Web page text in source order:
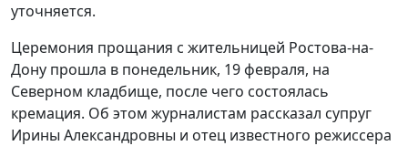
уточняется.
Церемония прощания с жительницей Ростова-на-
Дону прошла в понедельник, 19 февраля, на
Северном кладбище, после чего состоялась
кремация. Об этом журналистам рассказал супруг
Ирины Александровны и отец известного режиссера